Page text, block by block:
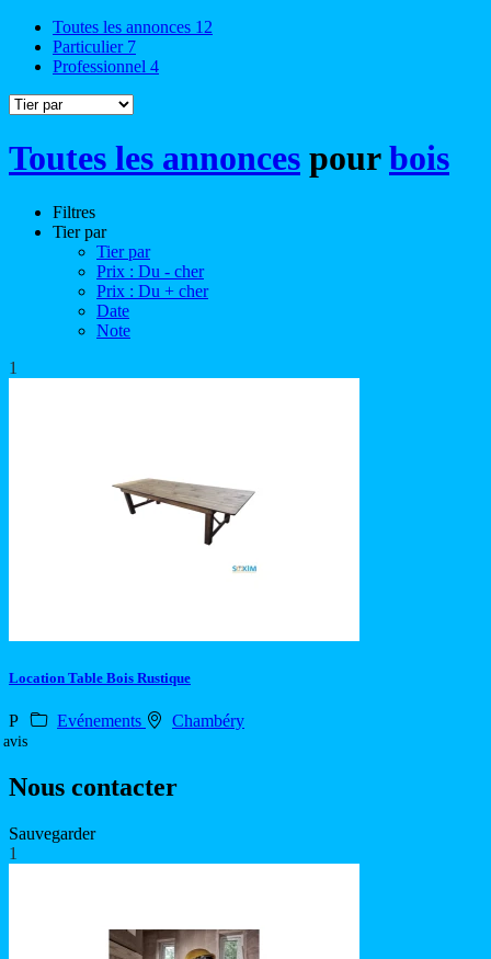
Toutes les annonces 12
Particulier 7
Professionnel 4
Toutes les annonces pourbois
Filtres
Tier par
Tier par
Prix : Du - cher
Prix : Du + cher
Date
Note
1
Location Table Bois Rustique
P Evénements Chambéry
avis
Nous contacter
Sauvegarder
1